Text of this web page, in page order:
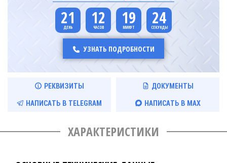
21 12 19 23
УЗНАТЬ ПОДРОБНОСТИ
РЕКВИЗИТЫ ДОКУМЕНТЫ
НАПИСАТЬ В TELEGRAM НАПИСАТЬ В MAX
ХАРАКТЕРИСТИКИ